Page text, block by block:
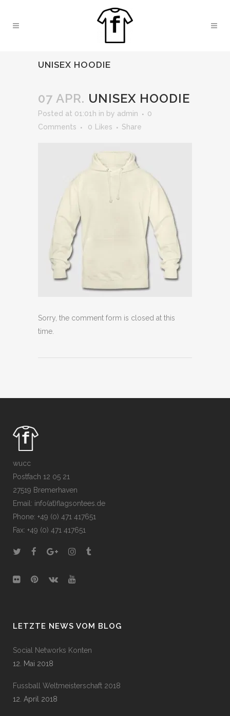
UNISEX HOODIE
07 APR. UNISEX HOODIE
Posted at 01:01h in by admin
0
Comments
0 Likes Share
Sorry, the comment form is closed at this
time.
wucc
Postfach 12 05 21
27519 Bremerhaven
Email: info(at)flagsontees.de
Phone: +49 (0) 471 417651
Fax: +49 (0) 471 417651
LETZTE NEWS VOM BLOG
Social Networks Konten
12. Mai 2018
Fussball Weltmeisterschaft 2018
12. April 2018